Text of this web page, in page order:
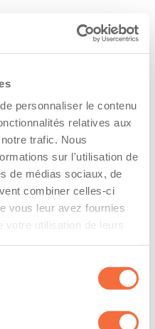
personnaliser le contenu
relatives aux
trafic. Nous
sur l'utilisation de
de médias sociaux, de
combiner celles-ci
vous leur avez fournies
votre utilisation de leurs